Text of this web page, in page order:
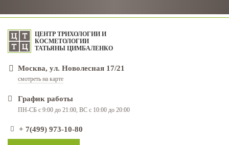
ЦЕНТР ТРИХОЛОГИИ И
КОСМЕТОЛОГИИ
ТАТЬЯНЫ ЦИМБАЛЕНКО
Москва, ул. Новолесная 17/21
смотреть на карте
График работы
ПН-СБ с 9:00 до 21:00, ВС с 10:00 до 20:00
+ 7(499) 973-10-80